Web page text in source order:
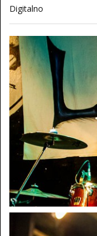
Digitalno